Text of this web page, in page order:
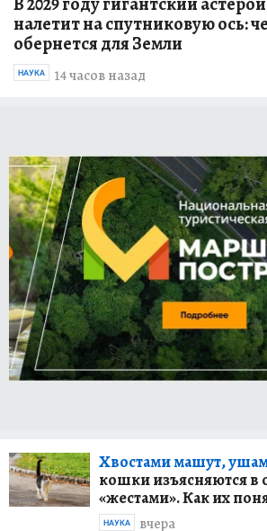
налетит на спутниковую ось:
обернется для Земли
14 часов назад
НАУКА
Хвостами машут,
кошки изъясняются в
«жестами». Как их
вчера
НАУКА